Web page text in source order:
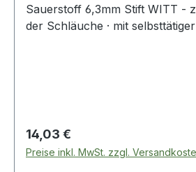
Sauerstoff 6,3mm Stift WITT -
der Schläuche · mit
Regulärer Preis:
14,03 €
Preise inkl. MwSt. zzgl.